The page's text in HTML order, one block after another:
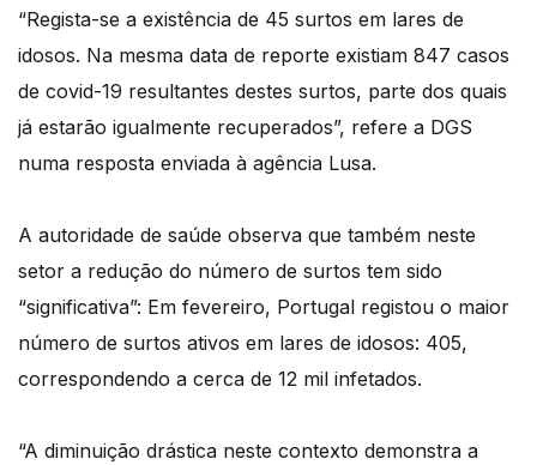
“Regista-se a existência de 45 surtos em lares de
idosos. Na mesma data de reporte existiam 847 casos
de covid-19 resultantes destes surtos, parte dos quais
já estarão igualmente recuperados”, refere a DGS
numa resposta enviada à agência Lusa.
A autoridade de saúde observa que também neste
setor a redução do número de surtos tem sido
“significativa”: Em fevereiro, Portugal registou o maior
número de surtos ativos em lares de idosos: 405,
correspondendo a cerca de 12 mil infetados.
“A diminuição drástica neste contexto demonstra a